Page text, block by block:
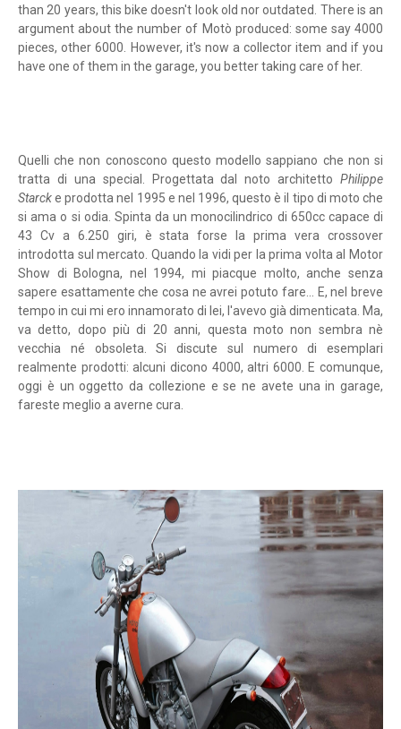
than 20 years, this bike doesn't look old nor outdated. There is an
argument about the number of Motò produced: some say 4000
pieces, other 6000. However, it's now a collector item and if you
have one of them in the garage, you better taking care of her.
Quelli che non conoscono questo modello sappiano che non si
tratta di una special. Progettata dal noto architetto Philippe
Starcke prodotta nel 1995 e nel 1996, questo è il tipo di moto che
si ama o si odia. Spinta da un monocilindrico di 650cc capace di
43 Cv a 6.250 giri, è stata forse la prima vera crossover
introdotta sul mercato. Quando la vidi per la prima volta al Motor
Show di Bologna, nel 1994, mi piacque molto, anche senza
sapere esattamente che cosa ne avrei potuto fare... E, nel breve
tempo in cui mi ero innamorato di lei, l'avevo già dimenticata. Ma,
va detto, dopo più di 20 anni, questa moto non sembra nè
vecchia né obsoleta. Si discute sul numero di esemplari
realmente prodotti: alcuni dicono 4000, altri 6000. E comunque,
oggi è un oggetto da collezione e se ne avete una in garage,
fareste meglio a averne cura.